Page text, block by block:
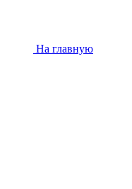
На главную